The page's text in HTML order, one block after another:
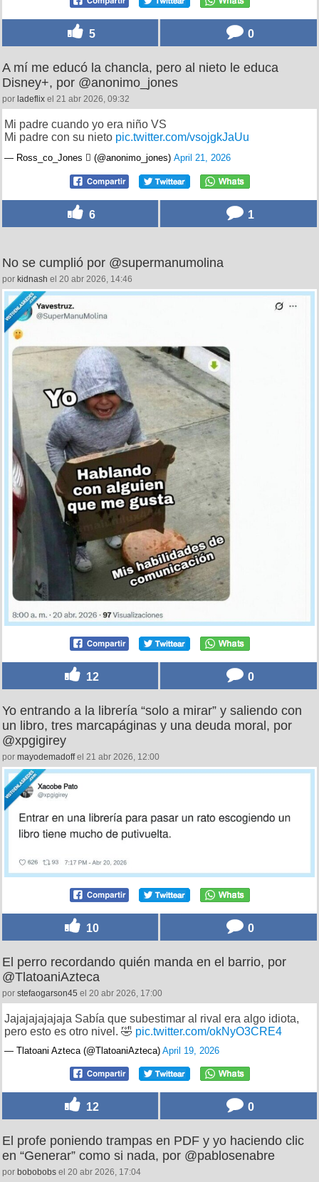
5 0
A mí me educó la chancla, pero al nieto le educa
Disney+, por @anonimo_jones
por ladeflix el 21 abr 2026, 09:32
Mi padre cuando yo era niño VS
Mi padre con su nieto pic.twitter.com/vsojgkJaUu
— Ross_co_Jones  (@anonimo_jones) April 21, 2026
6 1
No se cumplió por @supermanumolina
por kidnash el 20 abr 2026, 14:46
12 0
Yo entrando a la librería “solo a mirar” y saliendo con
un libro, tres marcapáginas y una deuda moral, por
@xpgigirey
por mayodemadoffel 21 abr 2026, 12:00
10 0
El perro recordando quién manda en el barrio, por
@TlatoaniAzteca
por stefaogarson45 el 20 abr 2026, 17:00
Jajajajajajaja Sabía que subestimar al rival era algo idiota,
pero esto es otro nivel. 🤣 pic.twitter.com/okNyO3CRE4
— Tlatoani Azteca (@TlatoaniAzteca) April 19, 2026
12 0
El profe poniendo trampas en PDF y yo haciendo clic
en “Generar” como si nada, por @pablosenabre
por bobobobs el 20 abr 2026, 17:04